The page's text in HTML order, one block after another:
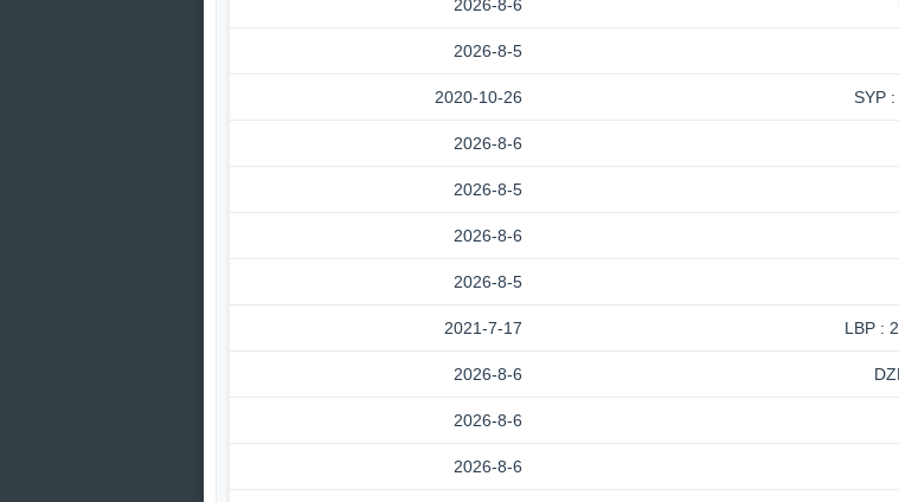
2026-8-6
2026-8-5
2020-10-26
2026-8-6
2026-8-5
2026-8-6
2026-8-5
2021-7-17
2026-8-6
2026-8-6
2026-8-6